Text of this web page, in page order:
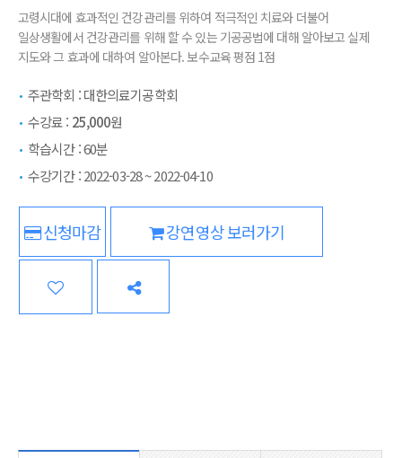
고령시대에 효과적인 건강관리를 위하여 적극적인 치료와 더불어
일상생활에서 건강관리를 위해 할 수 있는 기공공법에 대해 알아보고 실제
지도와 그 효과에 대하여 알아본다. 보수교육 평점 1점
주관학회 :대한의료기공학회
수강료 : 25,000원
학습시간 :60분
수강기간 :2022-03-28~2022-04-10
신청마감 강연영상 보러가기
관